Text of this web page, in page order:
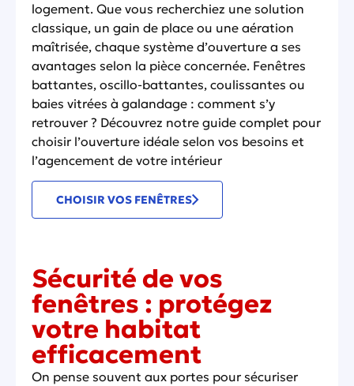
logement. Que vous recherchiez une solution
classique, un gain de place ou une aération
maîtrisée, chaque système d’ouverture a ses
avantages selon la pièce concernée. Fenêtres
battantes, oscillo-battantes, coulissantes ou
baies vitrées à galandage : comment s’y
retrouver ? Découvrez notre guide complet pour
choisir l’ouverture idéale selon vos besoins et
l’agencement de votre intérieur
CHOISIR VOS FENÊTRES
Sécurité de vos
fenêtres : protégez
votre habitat
efficacement
On pense souvent aux portes pour sécuriser